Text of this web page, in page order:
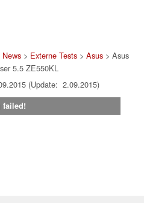
> Externe Tests> Asus> Asus
5.5 ZE550KL
(Update: 2.09.2015)
failed!